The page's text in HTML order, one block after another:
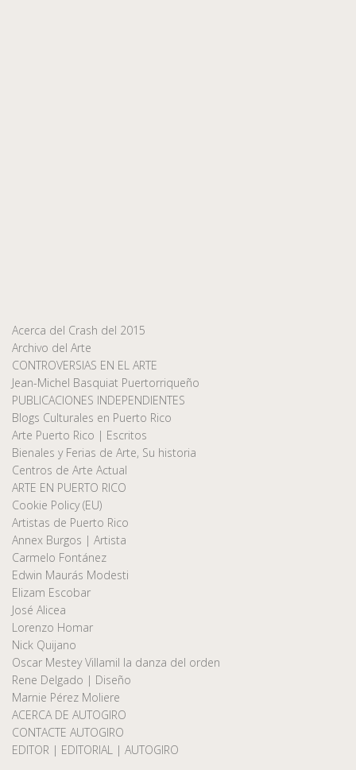
Acerca del Crash del 2015
Archivo del Arte
CONTROVERSIAS EN EL ARTE
Jean-Michel Basquiat Puertorriqueño
PUBLICACIONES INDEPENDIENTES
Blogs Culturales en Puerto Rico
Arte Puerto Rico | Escritos
Bienales y Ferias de Arte, Su historia
Centros de Arte Actual
ARTE EN PUERTO RICO
Cookie Policy (EU)
Artistas de Puerto Rico
Annex Burgos | Artista
Carmelo Fontánez
Edwin Maurás Modesti
Elizam Escobar
José Alicea
Lorenzo Homar
Nick Quijano
Oscar Mestey Villamil la danza del orden
Rene Delgado | Diseño
Marnie Pérez Moliere
ACERCA DE AUTOGIRO
CONTACTE AUTOGIRO
EDITOR | EDITORIAL | AUTOGIRO